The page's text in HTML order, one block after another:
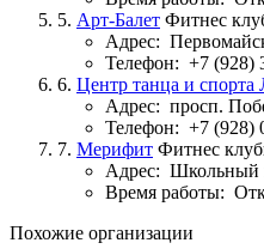
5. Арт-Балет Фитнес
Адрес:
Телефон: +7 (928)
6. Центр танца и спорта
Адрес: просп.
Телефон: +7 (928)
7. Мерифит Фитнес
Адрес: Школьный
Время работы:
Похожие организации